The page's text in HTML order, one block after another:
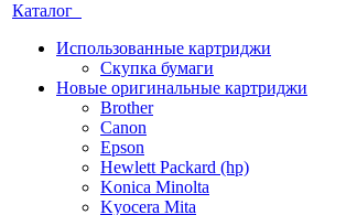
Каталог
Использованные картриджи
Скупка бумаги
Новые оригинальные картриджи
Brother
Canon
Epson
Hewlett Packard (hp)
Konica Minolta
Kyocera Mita